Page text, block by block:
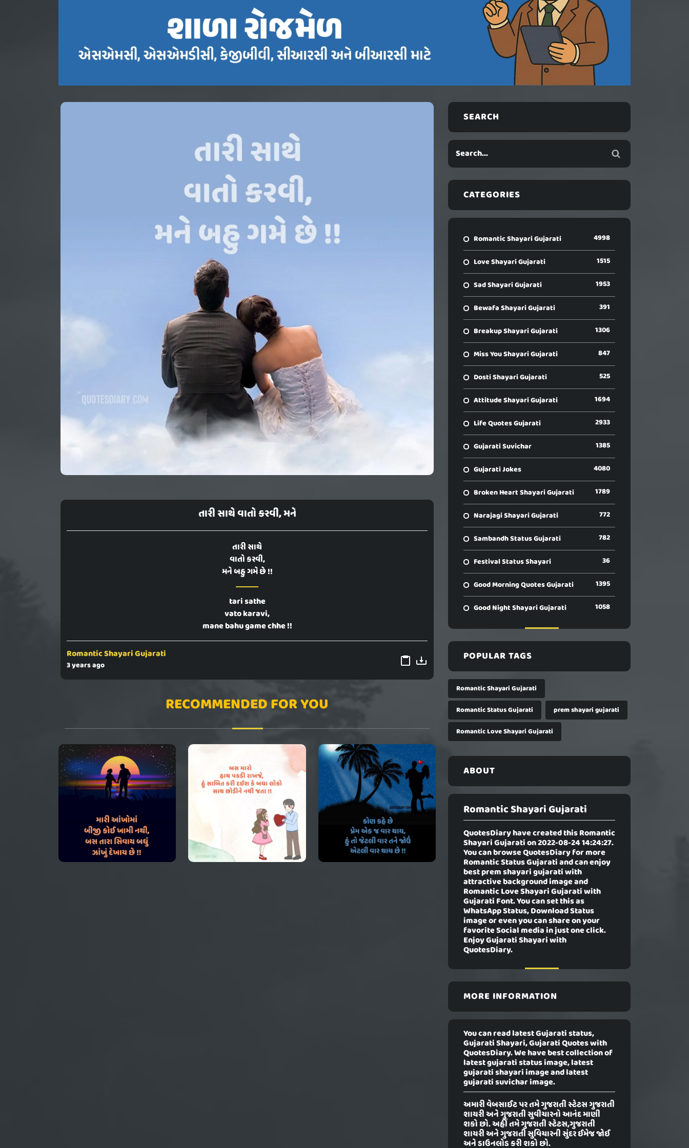
તારી સાથે વાતો કરવી, મને
તારી સાથે
વાતો કરવી,
મને બહુ ગમે છે !!
tari sathe
vato karavi,
mane bahu game chhe !!
Romantic Shayari Gujarati
3 years ago
RECOMMENDED FOR YOU
SEARCH
CATEGORIES
Romantic Shayari Gujarati 4998
Love Shayari Gujarati 1515
Sad Shayari Gujarati 1953
Bewafa Shayari Gujarati 391
Breakup Shayari Gujarati 1306
Miss You Shayari Gujarati 847
Dosti Shayari Gujarati 525
Attitude Shayari Gujarati 1694
Life Quotes Gujarati 2933
Gujarati Suvichar 1385
Gujarati Jokes 4080
Broken Heart Shayari Gujarati 1789
Narajagi Shayari Gujarati 772
Sambandh Status Gujarati 782
Festival Status Shayari 36
Good Morning Quotes Gujarati 1395
Good Night Shayari Gujarati 1058
POPULAR TAGS
Romantic Shayari Gujarati
Romantic Status Gujarati
prem shayari gujarati
Romantic Love Shayari Gujarati
ABOUT
Romantic Shayari Gujarati
QuotesDiary have created thisRomantic
Shayari Gujaration 2022-08-24 14:24:27.
You can browse QuotesDiary for more
Romantic Status Gujarati and can enjoy
best prem shayari gujarati with
attractive background image and
Romantic Love Shayari Gujarati with
Gujarati Font. You can set this as
WhatsApp Status, Download Status
image or even you can share on your
favorite Social media in just one click.
Enjoy Gujarati Shayari with
QuotesDiary.
MORE INFORMATION
You can read latest Gujarati status,
Gujarati Shayari, Gujarati Quotes with
QuotesDiary. We have best collection of
latest gujarati status image, latest
gujarati shayari image and latest
gujarati suvichar image.
અમારી વેબસાઈટ પર તમે ગુજરાતી સ્ટેટસ ગુજરાતી
શાયરી અને ગુજરાતી સુવીચારનો આનંદ માણી
શકો છો. અહીં તમે ગુજરાતી સ્ટેટસ,ગુજરાતી
શાયરી અને ગુજરાતી સુવિચારની સુંદર ઈમેજ જોઈ
અને ડાઉનલોડ કરી શકો છો.